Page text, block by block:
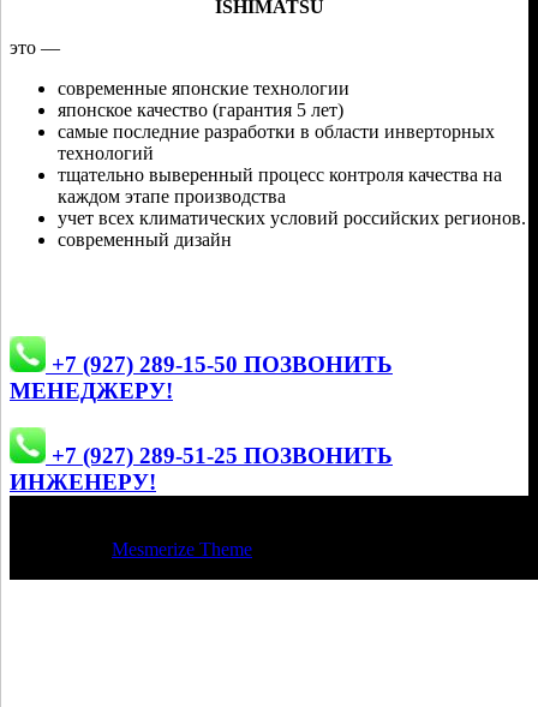
ISHIMATSU
это —
современные японские технологии
японское качество (гарантия 5 лет)
самые последние разработки в области инверторных
технологий
тщательно выверенный процесс контроля качества на
каждом этапе производства
учет всех климатических условий российских регионов.
современный дизайн
+7 (927) 289-15-50 ПОЗВОНИТЬ
МЕНЕДЖЕРУ!
+7 (927) 289-51-25 ПОЗВОНИТЬ
ИНЖЕНЕРУ!
Mesmerize Theme